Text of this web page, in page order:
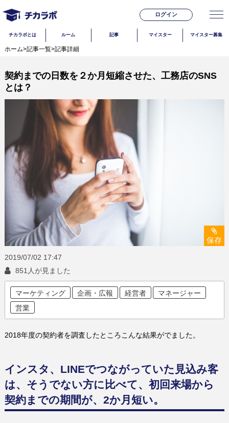
ログイン
チカラボとは ルーム 記事 マイスター マイスター募集
ホーム>記事一覧>記事詳細
契約までの日数を２か月短縮させた、工務店のSNS
とは？
保存
2019/07/02 17:47
851人が見ました
マーケティング 企画・広報 経営者
マネージャー
営業
2018年度の契約者を調査したところこんな結果がでました。
インスタ、LINEでつながっていた見込み客
は、そうでない方に比べて、初回来場から
契約までの期間が、2か月短い。